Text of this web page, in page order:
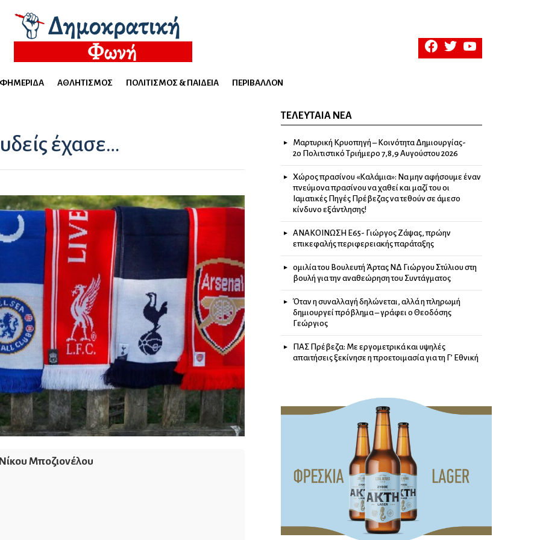
facebooktwitteryoutube
ΑΘΛΗΤΙΣΜΌΣ ΠΟΛΙΤΙΣΜΌΣ & ΠΑΙΔΕΊΑ ΠΕΡΙΒΆΛΛΟΝ
έχασε…
Μποζιονέλου
ΤΕΛΕΥΤΑΊΑ ΝΈΑ
Μαρτυρική Κρυοπηγή – Κοινότητα Δημιουργίας-
2ο Πολιτιστικό Τριήμερο 7,8,9 Αυγούστου 2026
Χώρος πρασίνου «Καλάμια»: Να μην αφήσουμε έναν
πνεύμονα πρασίνου να χαθεί και μαζί του οι
Ιαματικές Πηγές Πρέβεζας να τεθούν σε άμεσο
κίνδυνο εξάντλησης!
ΑΝΑΚΟΙΝΩΣΗ Ε65- Γιώργος Ζάψας, πρώην
επικεφαλής περιφερειακής παράταξης
ομιλία του Βουλευτή Άρτας ΝΔ Γιώργου Στύλιου στη
βουλή για την αναθεώρηση του Συντάγματος
Όταν η συναλλαγή δηλώνεται, αλλά η πληρωμή
δημιουργεί πρόβλημα – γράφει ο Θεοδόσης
Γεώργιος
ΠΑΣ Πρέβεζα: Με εργομετρικά και υψηλές
απαιτήσεις ξεκίνησε η προετοιμασία για τη Γ’ Εθνική